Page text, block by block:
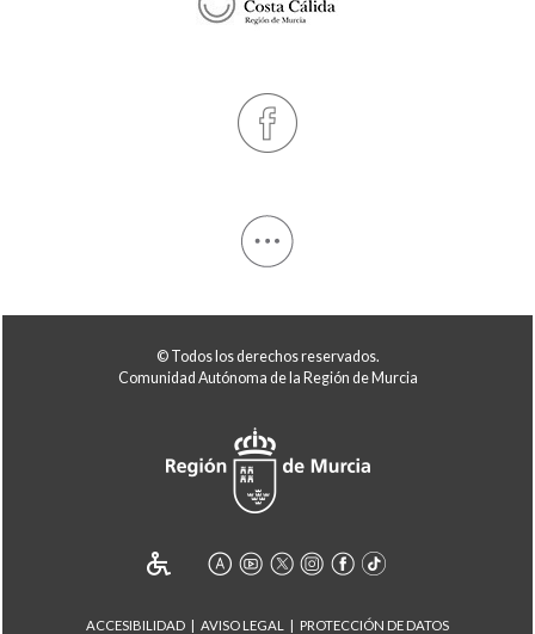
© Todos los derechos reservados.
Comunidad Autónoma de la Región de Murcia
ACCESIBILIDAD AVISO LEGAL PROTECCIÓN DE DATOS